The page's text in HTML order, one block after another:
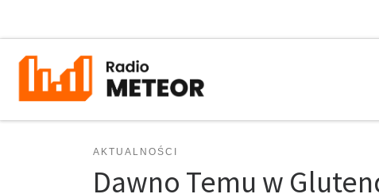
AKTUALNOŚCI
Dawno Temu w